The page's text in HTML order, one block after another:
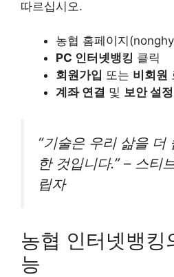
따르십시오.
농협 홈페이지
PC 인터넷뱅킹 클릭
회원가입 또는 비회원
계좌 연결 및 보안 설정
“기술은 우리 삶을 더
한 것입니다.” – 스티
립자
농협 인터넷뱅킹
능